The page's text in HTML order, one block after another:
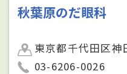
秋葉原のだ眼科
東京都千代田区
03-6206-0026